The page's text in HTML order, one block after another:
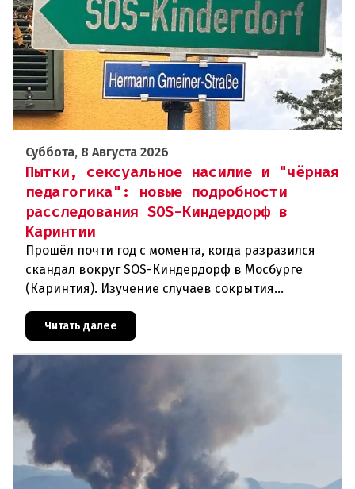
Суббота, 8 Августа 2026
Пытки, сексуальное насилие и "чёрная
педагогика": новые подробности
расследования SOS-Киндердорф в
Каринтии
Прошёл почти год с момента, когда разразился
скандал вокруг SOS-Киндердорф в Мосбурге
(Каринтия). Изучение случаев сокрытия
масштабное расследование, которое продо
Читать далее